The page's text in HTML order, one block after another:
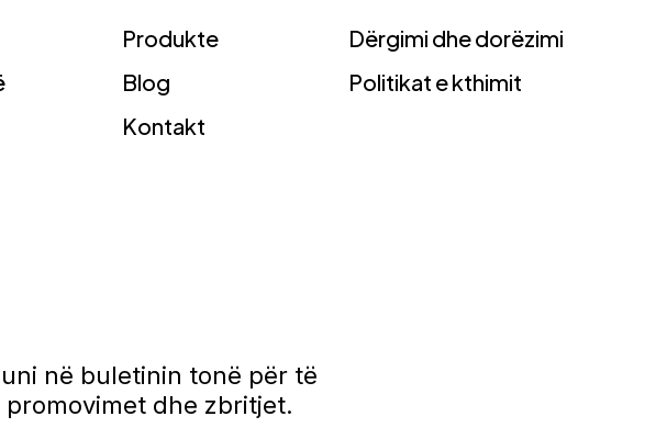
Produkte
Blog
Kontakt
Dërgimi dhe dorëzimi
Politikat e kthimit
në buletinin tonë për të
promovimet dhe zbritjet.